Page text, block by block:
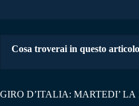
Cosa troverai in questo
GIRO D’ITALIA: MARTEDI’ LA